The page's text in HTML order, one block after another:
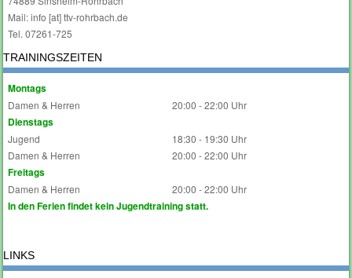
Mail: info [at] ttv-rohrbach.de
Tel. 07261-725
TRAININGSZEITEN
Montags
Damen & Herren 20:00 - 22:00 Uhr
Dienstags
Jugend
18:30 - 19:30 Uhr
Damen & Herren
20:00 - 22:00 Uhr
Freitags
Damen & Herren 20:00 - 22:00 Uhr
In den Ferien findet kein Jugendtraining statt.
LINKS